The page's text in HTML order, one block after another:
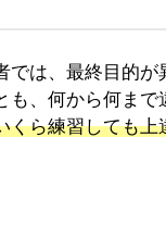
では、最終目的
も、何から何まで
くら練習しても